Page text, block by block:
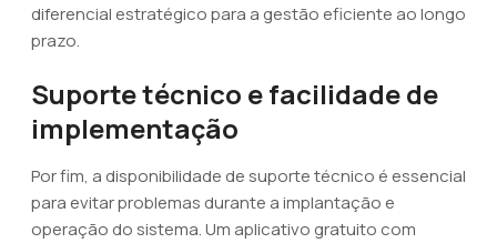
diferencial estratégico para a gestão eficiente ao longo
prazo.
Suporte técnico e facilidade de
implementação
Por fim, a disponibilidade de suporte técnico é essencial
para evitar problemas durante a implantação e
operação do sistema. Um aplicativo gratuito com